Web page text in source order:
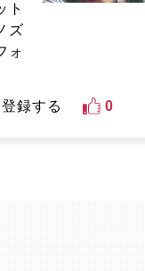
ト
ズ
ォ
登録する 0